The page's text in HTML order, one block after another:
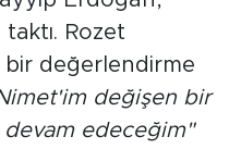
Rozet
bir değerlendirme
değişen bir
edeceğim"